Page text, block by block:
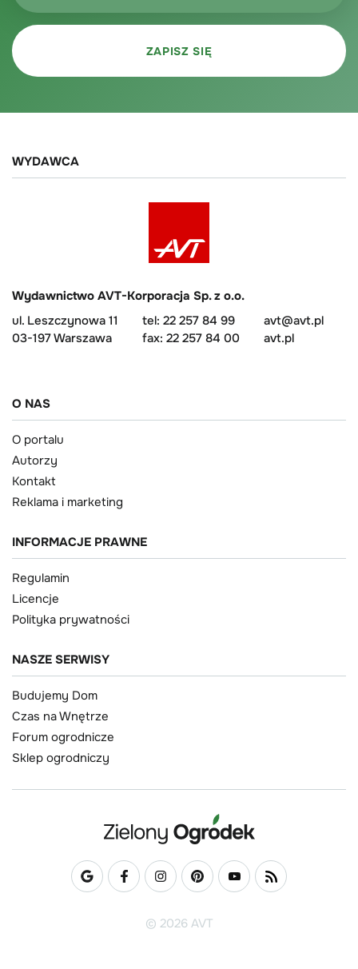
WYDAWCA
Wydawnictwo AVT-Korporacja Sp. z o.o.
ul. Leszczynowa 11
03-197 Warszawa
tel: 22 257 84 99
fax: 22 257 84 00
avt@avt.pl
avt.pl
O NAS
O portalu
Autorzy
Kontakt
Reklama i marketing
INFORMACJE PRAWNE
Regulamin
Licencje
Polityka prywatności
NASZE SERWISY
Budujemy Dom
Czas na Wnętrze
Forum ogrodnicze
Sklep ogrodniczy
© 2026 AVT